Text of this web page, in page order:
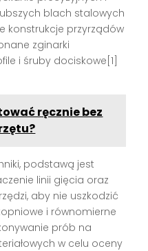
blach stalowych
konstrukcje przyrządów
zginarki
i śruby dociskowe[1]
ręcznie bez
podstawą jest
linii gięcia oraz
aby nie uszkodzić
i równomierne
prób na
w celu oceny